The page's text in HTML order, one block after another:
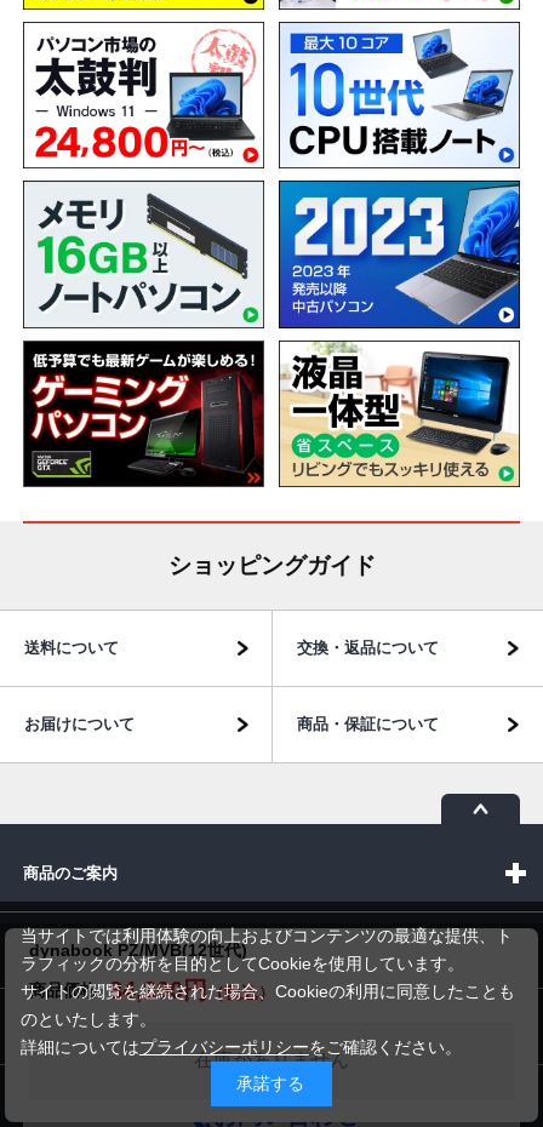
dynabook PZ/MVB(12世代)
商品価格 84,800円
在庫がありません
ショッピングガイド
送料について 交換・返品について
お届けについて 商品・保証について
商品のご案内
パソコン市場について
パソコン販売以外のサービス
お問い合わせ
当サイトでは利用体験の向上およびコンテンツの最適な提供、ト
ラフィックの分析を目的としてCookieを使用しています。
サイトの閲覧を継続された場合、Cookieの利用に同意したことも
のといたします。
詳細についてはプライバシーポリシーをご確認ください。
承諾する